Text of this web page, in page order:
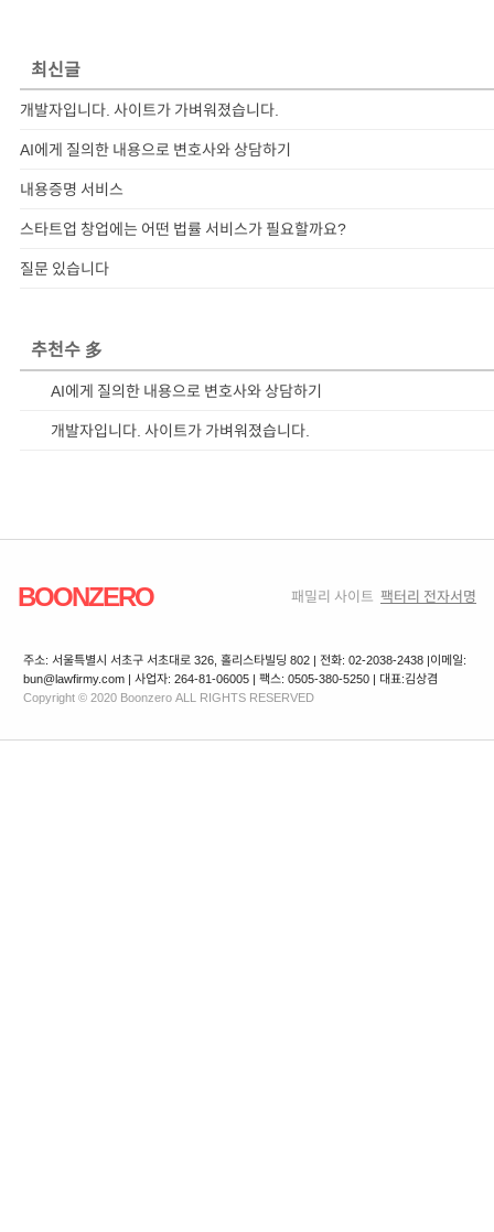
최신글
개발자입니다. 사이트가 가벼워졌습니다.
AI에게 질의한 내용으로 변호사와 상담하기
내용증명 서비스
스타트업 창업에는 어떤 법률 서비스가 필요할까요?
질문 있습니다
추천수 多
AI에게 질의한 내용으로 변호사와 상담하기
개발자입니다. 사이트가 가벼워졌습니다.
BOONZERO 패밀리 사이트 팩터리 전자서명
주소: 서울특별시 서초구 서초대로 326, 홀리스타빌딩 802 | 전화: 02-2038-2438 |이메일:
bun@lawfirmy.com | 사업자: 264-81-06005 | 팩스: 0505-380-5250 | 대표:김상겸
Copyright © 2020 Boonzero ALL RIGHTS RESERVED